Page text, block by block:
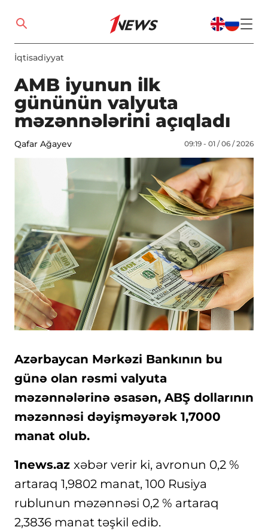
İqtisadiyyat
AMB iyunun ilk
gününün valyuta
məzənnələrini açıqladı
Qafar Ağayev 09:19 - 01 / 06 / 2026
Azərbaycan Mərkəzi Bankının bu
günə olan rəsmi valyuta
məzənnələrinə əsasən, ABŞ dollarının
məzənnəsi dəyişməyərək 1,7000
manat olub.
1news.az xəbər verir ki, avronun 0,2 %
artaraq 1,9802 manat, 100 Rusiya
rublunun məzənnəsi 0,2 % artaraq
2,3836 manat təşkil edib.